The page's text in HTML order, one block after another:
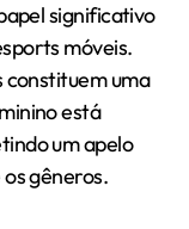
significativo
móveis.
constituem uma
está
um apelo
gêneros.